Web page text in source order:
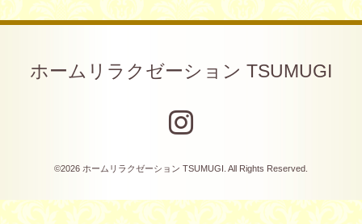
ホームリラクゼーション TSUMUGI
©2026 ホームリラクゼーション TSUMUGI . All Rights Reserved.